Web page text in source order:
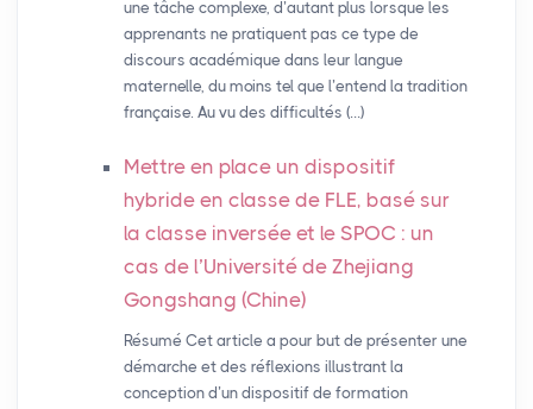
une tâche complexe, d’autant plus lorsque les
apprenants ne pratiquent pas ce type de
discours académique dans leur langue
maternelle, du moins tel que l’entend la tradition
française. Au vu des difficultés (…)
Mettre en place un dispositif
hybride en classe de FLE, basé sur
la classe inversée et le SPOC : un
cas de l’Université de Zhejiang
Gongshang (Chine)
Résumé Cet article a pour but de présenter une
démarche et des réflexions illustrant la
conception d’un dispositif de formation